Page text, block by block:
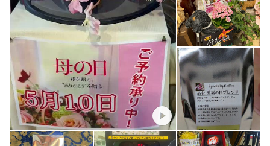
いでお好みの味を提供します。 こだわり その３ 遠赤外線
＋熱風焙煎 当店の焙煎はコーヒー豆の風味を最大限に引き出
す焙煎方法です。豆の表面を焦がすことなく、遠赤外線短時間
焙煎（約200gで10分）により風味を閉じ込め、豆の持ってい
る特長を最大限引き出す焙煎方法です。 こだわり その４
専門店ならではの品揃え 世界２０種類のコーヒー豆を常時揃
えております。その他にもコンテスト入賞豆やオークションで
競り落としたものなど、それぞれの美味しさを最大限に引き出
す焙煎でお届けいたします。 生豆だから出来る幅広い品揃え
が好評です。 お豆の保存方法 新鮮なコーヒー豆は芳ばしい香
りがします。これはとても素晴らしいことなのですが、これは